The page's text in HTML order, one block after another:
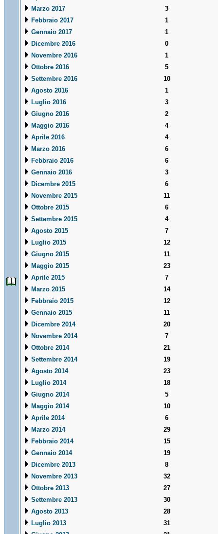
Marzo 2017
3
Febbraio 2017
1
Gennaio 2017
1
Dicembre 2016
0
Novembre 2016
1
Ottobre 2016
5
Settembre 2016
10
Agosto 2016
1
Luglio 2016
3
Giugno 2016
2
Maggio 2016
4
Aprile 2016
4
Marzo 2016
6
Febbraio 2016
6
Gennaio 2016
3
Dicembre 2015
6
Novembre 2015
11
Ottobre 2015
6
Settembre 2015
4
Agosto 2015
7
Luglio 2015
12
Giugno 2015
11
Maggio 2015
23
Aprile 2015
7
Marzo 2015
14
Febbraio 2015
12
Gennaio 2015
11
Dicembre 2014
20
Novembre 2014
7
Ottobre 2014
21
Settembre 2014
19
Agosto 2014
23
Luglio 2014
18
Giugno 2014
5
Maggio 2014
10
Aprile 2014
6
Marzo 2014
29
Febbraio 2014
15
Gennaio 2014
19
Dicembre 2013
8
Novembre 2013
32
Ottobre 2013
27
Settembre 2013
30
Agosto 2013
28
Luglio 2013
31